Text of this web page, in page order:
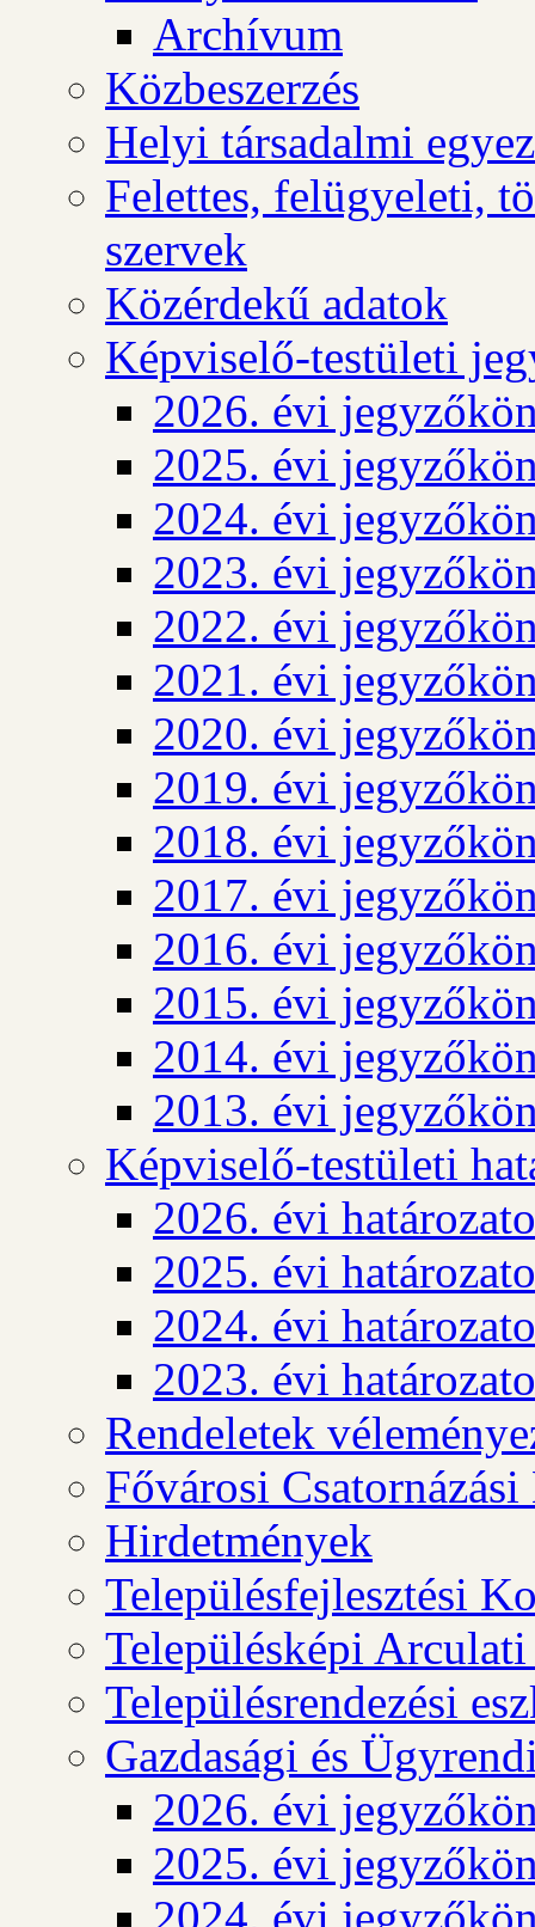
Archívum
Közbeszerzés
Helyi társadalmi
Felettes, felügyeleti,
szervek
Közérdekű adatok
Képviselő-testületi
2026. évi
2025. évi
2024. évi
2023. évi
2022. évi
2021. évi
2020. évi
2019. évi
2018. évi
2017. évi
2016. évi
2015. évi
2014. évi
2013. évi
Képviselő-testületi
2026. évi
2025. évi
2024. évi
2023. évi
Rendeletek
Fővárosi
Hirdetmények
Településfejlesztési
Településképi
Településrendezési
Gazdasági és
2026. évi
2025. évi